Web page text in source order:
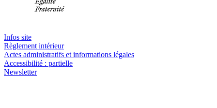
Infos site
Règlement intérieur
Actes administratifs et informations légales
Accessibilité : partielle
Newsletter